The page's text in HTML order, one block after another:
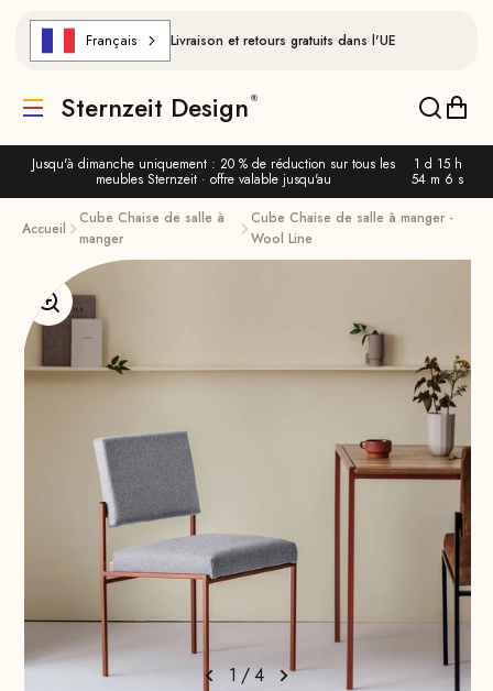
Jusqu'à dimanche uniquement : 20 % de réduction sur tous les
meubles Sternzeit · offre valable jusqu'au
1 d 15 h
54 m 5 s
Français Livraison et retours gratuits dans l'UE
Traduction manquante : de.header.general.menu
Sternzeit Design
Accueil
Cube Chaise de salle à
manger
Cube Chaise de salle à manger -
Wool Line
1 /4
Agrandir l'image